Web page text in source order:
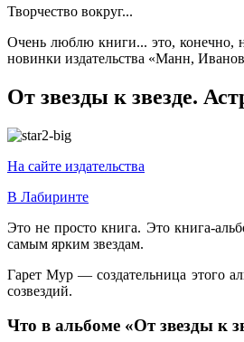
Творчество вокруг...
Очень люблю книги... это, конечно,
новинки издательства «Манн,
От звезды к звезде.
На сайте издательства
В Лабиринте
Это не просто книга. Это книга-
самым ярким звездам.
Гарет Мур — создательница этого
созвездий.
Что в альбоме «От звезды к